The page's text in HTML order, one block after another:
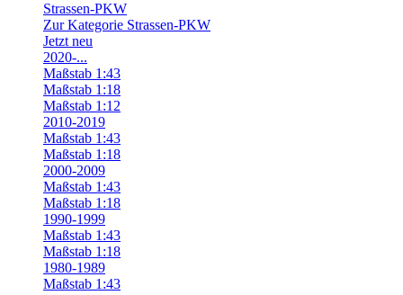
Strassen-PKW
Zur Kategorie Strassen-PKW
Jetzt neu
2020-...
Maßstab 1:43
Maßstab 1:18
Maßstab 1:12
2010-2019
Maßstab 1:43
Maßstab 1:18
2000-2009
Maßstab 1:43
Maßstab 1:18
1990-1999
Maßstab 1:43
Maßstab 1:18
1980-1989
Maßstab 1:43